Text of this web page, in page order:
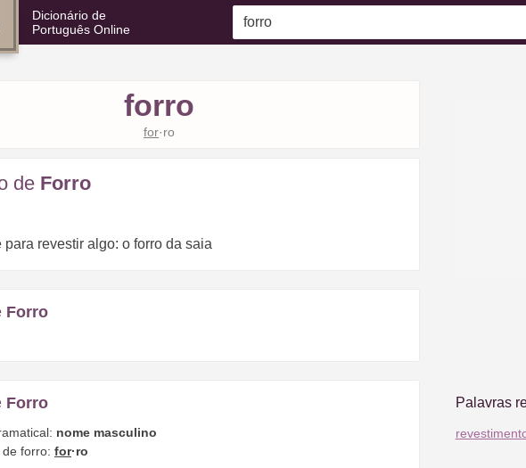
Dicionário de
Português Online
forro
for·ro
de Forro
para revestir algo: o forro da saia
Forro
Forro
nome masculino
de forro: for·ro
Palavras